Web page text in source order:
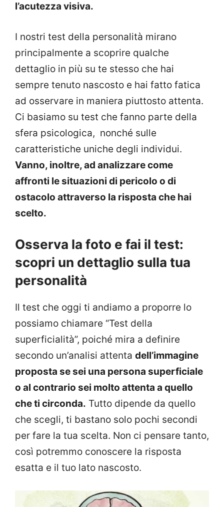
l’acutezza visiva.
I nostri test della personalità mirano
principalmente a scoprire qualche
dettaglio in più su te stesso che hai
sempre tenuto nascosto e hai fatto fatica
ad osservare in maniera piuttosto attenta.
Ci basiamo su test che fanno parte della
sfera psicologica, nonché sulle
caratteristiche uniche degli individui.
Vanno, inoltre, ad analizzare come
affronti le situazioni di pericolo o di
ostacolo attraverso la risposta che hai
scelto.
Osserva la foto e fai il test:
scopri un dettaglio sulla tua
personalità
Il test che oggi ti andiamo a proporre lo
possiamo chiamare “Test della
superficialità”, poiché mira a definire
secondo un’analisi attenta dell’immagine
proposta se sei una persona superficiale
o al contrario sei molto attenta a quello
che ti circonda. Tutto dipende da quello
che scegli, ti bastano solo pochi secondi
per fare la tua scelta. Non ci pensare tanto,
così potremmo conoscere la risposta
esatta e il tuo lato nascosto.